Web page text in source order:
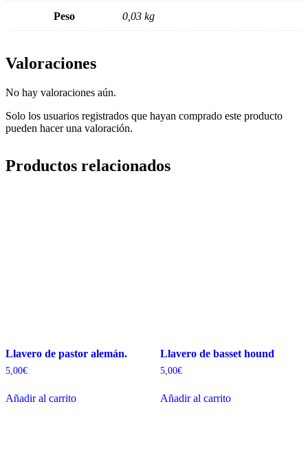
Peso 0,03 kg
Valoraciones
No hay valoraciones aún.
Solo los usuarios registrados que hayan comprado este producto
pueden hacer una valoración.
Productos relacionados
Llavero de pastor alemán.
5,00€
Añadir al carrito
Llavero de basset hound
5,00€
Añadir al carrito